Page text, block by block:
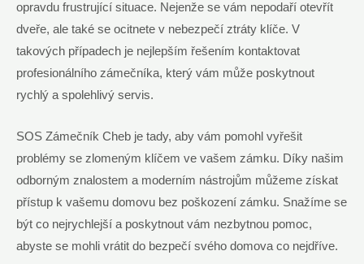
opravdu frustrující situace.‌ Nejenže se‍ vám ⁢nepodaří otevřít
dveře, ⁢ale také se ocitnete v nebezpečí ztráty klíče. V
takových případech je nejlepším řešením kontaktovat
profesionálního ⁢zámečníka, ⁤který vám může⁣ poskytnout
rychlý ⁢a spolehlivý servis.
SOS​ Zámečník Cheb je tady, aby ⁤vám pomohl⁤ vyřešit⁢
problémy se zlomeným klíčem ve vašem zámku. Díky našim
odborným znalostem a moderním ‍nástrojům můžeme získat ​
přístup k vašemu domovu⁤ bez poškození zámku. Snažíme se
být co nejrychlejší a poskytnout ⁢vám nezbytnou⁣ pomoc,
abyste se⁣ mohli vrátit do bezpečí svého ‍domova ⁣co⁤ nejdříve.